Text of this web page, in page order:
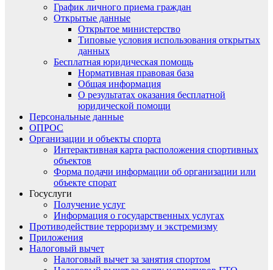
График личного приема граждан
Открытые данные
Открытое министерство
Типовые условия использования открытых
данных
Бесплатная юридическая помощь
Нормативная правовая база
Общая информация
О результатах оказания бесплатной
юридической помощи
Персональные данные
ОПРОС
Организации и объекты спорта
Интерактивная карта расположения спортивных
объектов
Форма подачи информации об организации или
объекте спорат
Госуслуги
Получение услуг
Информация о государственных услугах
Противодействие терроризму и экстремизму
Приложения
Налоговый вычет
Налоговый вычет за занятия спортом